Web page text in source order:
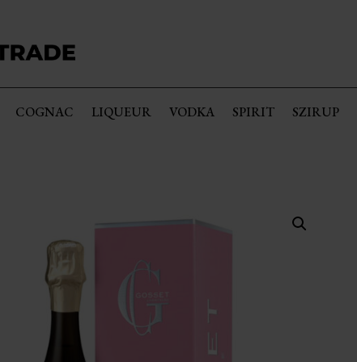
COGNAC LIQUEUR VODKA SPIRIT SZIRUP